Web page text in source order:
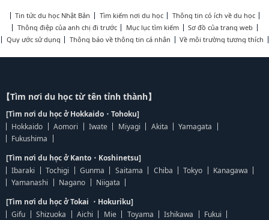
Tin tức du học Nhật Bản Tìm kiếm nơi du học
Thông tin có ích về du học
Thông điệp của anh chị đi trước
Mục lục tìm kiếm
Sơ đồ của trang web
Quy ước sử dụng
Thông báo về thông tin cá nhân Về môi trường tương thích
【Tìm nơi du học từ tên tỉnh thành】
[Tìm nơi du học ở Hokkaido・Tohoku]
Hokkaido
Aomori Iwate Miyagi Akita
Yamagata
Fukushima
[Tìm nơi du học ở Kanto・Koshinetsu]
Ibaraki
Tochigi Gunma Saitama Chiba Tokyo
Kanagawa
Yamanashi
Nagano
Niigata
[Tìm nơi du học ở Tokai ・Hokuriku]
Gifu
Shizuoka Aichi Mie Toyama Ishikawa
Fukui